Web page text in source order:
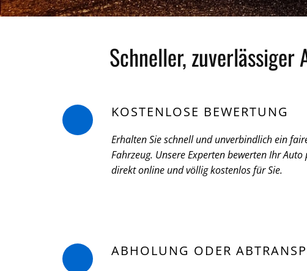
Schneller, zuverlässiger
KOSTENLOSE BEWERTUNG
Erhalten Sie schnell und unverbindlich ein
Fahrzeug. Unsere Experten bewerten Ihr Auto
direkt online und völlig kostenlos für Sie.
ABHOLUNG ODER